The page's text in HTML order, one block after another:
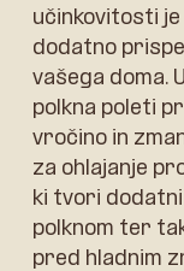
učinkovitosti je
dodatno
vašega doma.
polkna poleti
vročino in
za ohlajanje
ki tvori
polknom ter
pred hladnim